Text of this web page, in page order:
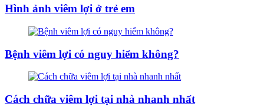
Hình ảnh viêm lợi ở trẻ em
Bệnh viêm lợi có nguy hiểm không?
Cách chữa viêm lợi tại nhà nhanh nhất